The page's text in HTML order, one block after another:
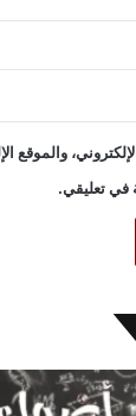
والموقع
في تعليقي.